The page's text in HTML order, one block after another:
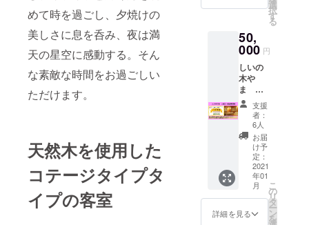
めて時を過ごし、夕焼けの
美しさに息を呑み、夜は満
天の星空に感動する。そん
な素敵な時間をお過ごしい
ただけます。
天然木を使用した
コテージタイプタ
イプの客室
んで仕
入れた
国産ワ
インを
ボトル
で1本お
付けい
たしま
す。お
誕生日
や記念
日など
特別な
日の
ディ
ナーに
おすす
ける利
30,000
円分を
お送り
しま
す。 有
効期限
2021年
7月末。
選
択
す
る
50,
000 円
しいの
木や
ま
50,000
円 利
用券
プラン
お礼の
メッ
セージ
と宿
泊、お
食事に
ご利用
いただ
支援
者：
6人
お届
け予
定：
2021
年01
月
詳細を見る
こ
の
リ
タ
ー
ン
を